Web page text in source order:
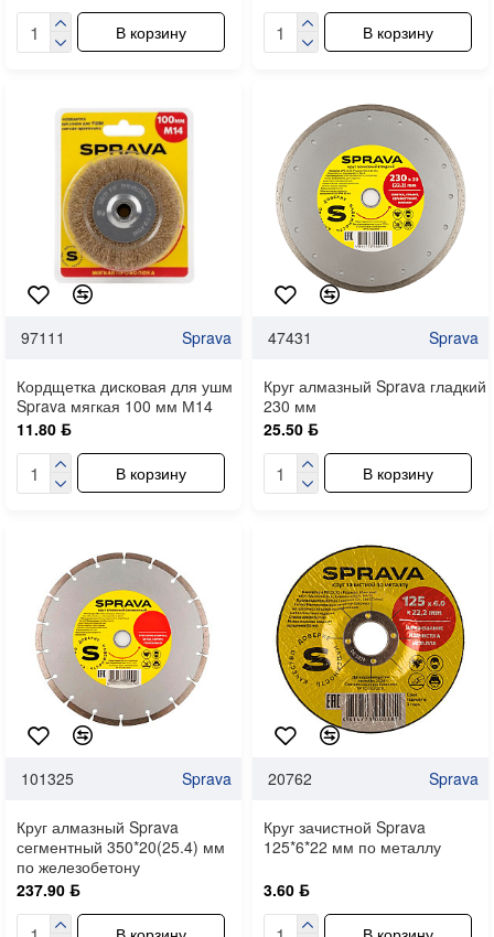
В корзину В корзину
97111 Sprava
Кордщетка дисковая для ушм
Sprava мягкая 100 мм М14
11.80 ƃ
В корзину
47431 Sprava
Круг алмазный Sprava гладкий
230 мм
25.50 ƃ
В корзину
101325 Sprava
Круг алмазный Sprava
сегментный 350*20(25.4) мм
по железобетону
237.90 ƃ
20762 Sprava
Круг зачистной Sprava
125*6*22 мм по металлу
3.60 ƃ